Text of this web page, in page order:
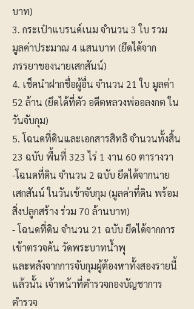
บาท)
3. กระเป๋าแบรนด์เนม จำนวน 3 ใบ รวม
มูลค่าประมาณ 4 แสนบาท (ยึดได้จาก
ภรรยาของนายเสกสันน์)
4. เช็คนำฝากชื่อผู้อื่น จำนวน 21 ใบ มูลค่า
52 ล้าน (ยึดได้ที่ตัว อดีตหลวงพ่ออลงกต ใน
วันจับกุม)
5. โฉนดที่ดินและเอกสารสิทธิ จำนวนทั้งสิ้น
23 ฉบับ พื้นที่ 323 ไร่ 1 งาน 60 ตารางวา
-​โฉนดที่ดิน จำนวน 2 ฉบับ ยึดได้จากนาย
เสกสันน์ ในวันเข้าจับกุม (มูลค่าที่ดิน พร้อม
สิ่งปลูกสร้าง ร่วม 70 ล้านบาท)
- โฉนดที่ดิน จำนวน 21 ฉบับ ยึดได้จากการ
เข้าตรวจค้น วัดพระบาทน้ำพุ
​และหลังจากการจับกุมผู้ต้องหาทั้งสองรายนี้
แล้วนั้น เจ้าหน้าที่ตำรวจกองบัญชาการ
ตำรวจ